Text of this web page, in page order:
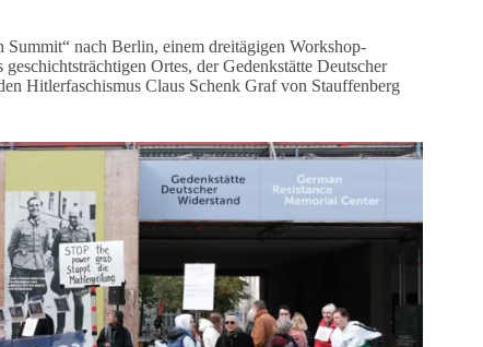
nach Berlin, einem dreitägigen Workshop-
Ortes, der Gedenkstätte Deutscher
Hitlerfaschismus Claus Schenk Graf von Stauffenberg